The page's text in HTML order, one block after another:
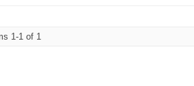
1-1 of 1